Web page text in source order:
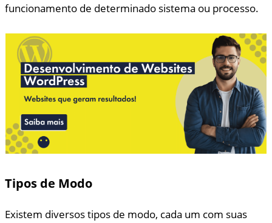
funcionamento de determinado sistema ou processo.
Tipos de Modo
Existem diversos tipos de modo, cada um com suas